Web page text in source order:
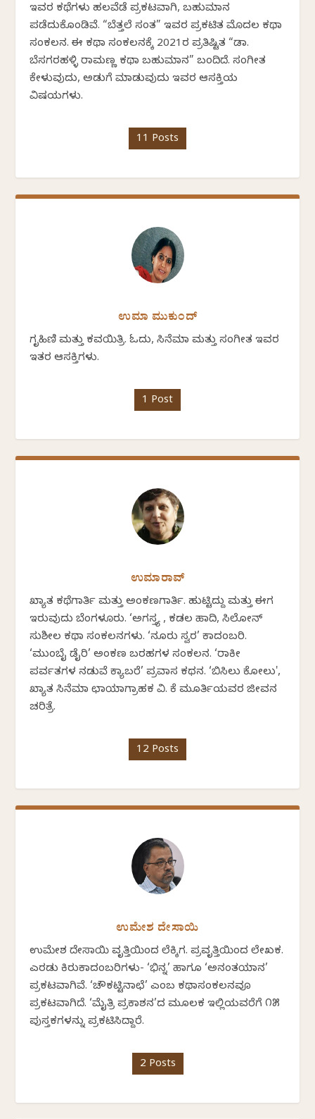
ಇವರ ಕಥೆಗಳು ಹಲವೆಡೆ ಪ್ರಕಟವಾಗಿ, ಬಹುಮಾನ
ಪಡೆದುಕೊಂಡಿವೆ. “ಬೆತ್ತಲೆ ಸಂತ” ಇವರ ಪ್ರಕಟಿತ ಮೊದಲ ಕಥಾ
ಸಂಕಲನ. ಈ ಕಥಾ ಸಂಕಲನಕ್ಕೆ 2021ರ ಪ್ರತಿಷ್ಟಿತ “ಡಾ.
ಬೆಸಗರಹಳ್ಳಿ ರಾಮಣ್ಣ ಕಥಾ ಬಹುಮಾನ” ಬಂದಿದೆ. ಸಂಗೀತ
ಕೇಳುವುದು, ಅಡುಗೆ ಮಾಡುವುದು ಇವರ ಆಸಕ್ತಿಯ
ವಿಷಯಗಳು.
11 Posts
ಉಮಾ ಮುಕುಂದ್
ಗೃಹಿಣಿ ಮತ್ತು ಕವಯಿತ್ರಿ. ಓದು, ಸಿನೆಮಾ ಮತ್ತು ಸಂಗೀತ ಇವರ
ಇತರ ಆಸಕ್ತಿಗಳು.
1 Post
ಉಮಾರಾವ್
ಖ್ಯಾತ ಕಥೆಗಾರ್ತಿ ಮತ್ತು ಅಂಕಣಗಾರ್ತಿ. ಹುಟ್ಟಿದ್ದು ಮತ್ತು ಈಗ
ಇರುವುದು ಬೆಂಗಳೂರು. ‘ಅಗಸ್ತ್ಯ , ಕಡಲ ಹಾದಿ, ಸಿಲೋನ್
ಸುಶೀಲ ಕಥಾ ಸಂಕಲನಗಳು. ‘ನೂರು ಸ್ವರ’ ಕಾದಂಬರಿ.
‘ಮುಂಬೈ ಡೈರಿ’ ಅಂಕಣ ಬರಹಗಳ ಸಂಕಲನ. ‘ರಾಕೀ
ಪರ್ವತಗಳ ನಡುವೆ ಕ್ಯಾಬರೆ’ ಪ್ರವಾಸ ಕಥನ. ‘ಬಿಸಿಲು ಕೋಲು',
ಖ್ಯಾತ ಸಿನೆಮಾ ಛಾಯಾಗ್ರಾಹಕ ವಿ. ಕೆ ಮೂರ್ತಿಯವರ ಜೀವನ
ಚರಿತ್ರೆ.
12 Posts
ಉಮೇಶ ದೇಸಾಯಿ
ಉಮೇಶ ದೇಸಾಯಿ ವೃತ್ತಿಯಿಂದ ಲೆಕ್ಕಿಗ. ಪ್ರವೃತ್ತಿಯಿಂದ ಲೇಖಕ.
ಎರಡು ಕಿರುಕಾದಂಬರಿಗಳು- ‘ಭಿನ್ನ’ ಹಾಗೂ ‘ಅನಂತಯಾನ’
ಪ್ರಕಟವಾಗಿವೆ. ‘ಚೌಕಟ್ಟಿನಾಛೆ’ ಎಂಬ ಕಥಾಸಂಕಲನವೂ
ಪ್ರಕಟವಾಗಿದೆ. ‘ಮೈತ್ರಿ ಪ್ರಕಾಶನ’ದ ಮೂಲಕ ಇಲ್ಲಿಯವರೆಗೆ ೧೫
ಪುಸ್ತಕಗಳನ್ನು ಪ್ರಕಟಿಸಿದ್ದಾರೆ.
2 Posts